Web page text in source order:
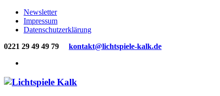
Newsletter
Impressum
Datenschutzerklärung
0221 29 49 49 79
kontakt@lichtspiele-kalk.de